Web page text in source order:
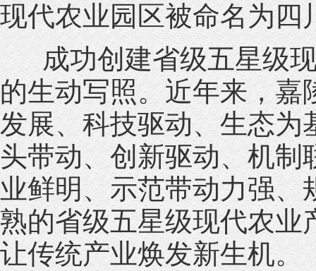
现代农业园区被命名为四
成功创建省级五星级现
的生动写照。近年来，嘉
发展、科技驱动、生态为
头带动、创新驱动、机
业鲜明、示范带动力强
熟的省级五星级现代农业
让传统产业焕发新生机。